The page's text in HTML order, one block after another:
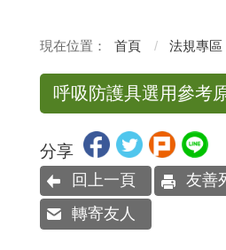
首頁 法規專區
呼吸防護具選用參考
分享
回上一頁
友善
轉寄友人